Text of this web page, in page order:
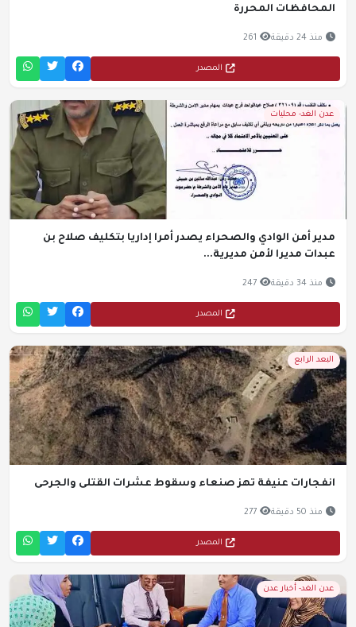
المحافظات المحررة
منذ 24 دقيقة 261
المصدر
عدن الغد- محليات
مدير أمن الوادي والصحراء يصدر أمرا إداريا بتكليف صلاح بن
عبدات مديرا لأمن مديرية...
منذ 34 دقيقة 247
المصدر
البعد الرابع
انفجارات عنيفة تهز صنعاء وسقوط عشرات القتلى والجرحى
منذ 50 دقيقة 277
المصدر
عدن الغد- أخبار عدن